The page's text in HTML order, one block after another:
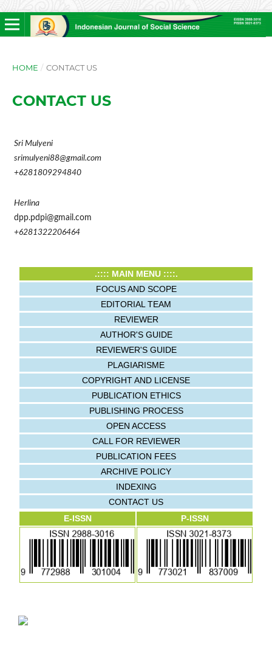
HOME / CONTACT US
CONTACT US
Sri Mulyeni
srimulyeni88@gmail.com
+6281809294840
Herlina
dpp.pdpi@gmail.com
+6281322206464
.:::: MAIN MENU ::::.
FOCUS AND SCOPE
EDITORIAL TEAM
REVIEWER
AUTHOR'S GUIDE
REVIEWER'S GUIDE
PLAGIARISME
COPYRIGHT AND LICENSE
PUBLICATION ETHICS
PUBLISHING PROCESS
OPEN ACCESS
CALL FOR REVIEWER
PUBLICATION FEES
ARCHIVE POLICY
INDEXING
CONTACT US
E-ISSN
P-ISSN